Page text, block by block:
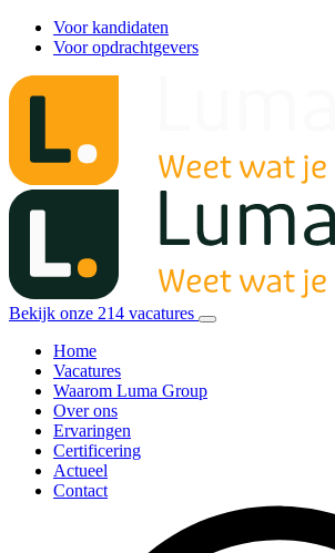
Voor kandidaten
Voor opdrachtgevers
Bekijk onze 214 vacatures
Home
Vacatures
Waarom Luma Group
Over ons
Ervaringen
Certificering
Actueel
Contact